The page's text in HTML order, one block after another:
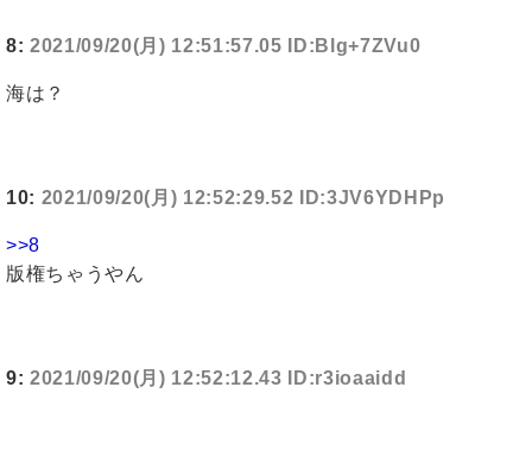
8: 2021/09/20(月) 12:51:57.05 ID:Blg+7ZVu0
海は？
10: 2021/09/20(月) 12:52:29.52 ID:3JV6YDHPp
>>8
版権ちゃうやん
9: 2021/09/20(月) 12:52:12.43 ID:r3ioaaidd